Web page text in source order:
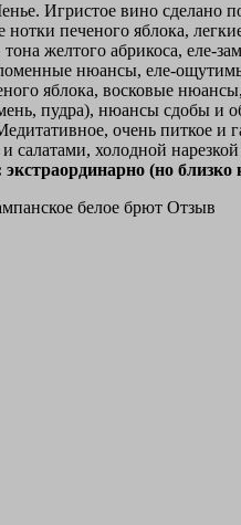
Игристое вино сделано
печеного яблока,
желтого абрикоса, еле-
нюансы, еле-
яблока, восковые
пудра), нюансы сдобы и
очень питкое и
холодной
(но близко